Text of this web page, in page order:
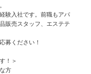
験入社です。前職もアパ
販売スタッフ、エステテ
募ください！
！＞
方